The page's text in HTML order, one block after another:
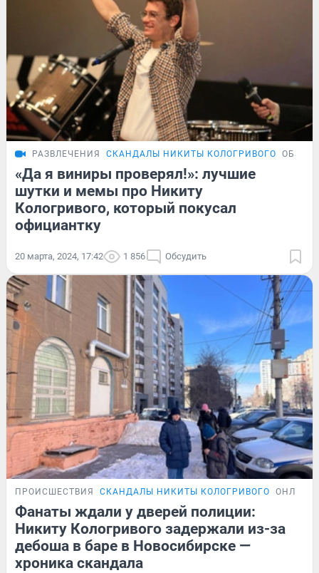
РАЗВЛЕЧЕНИЯ СКАНДАЛЫ НИКИТЫ КОЛОГРИВОГО ОБЗОР
«Да я виниры проверял!»: лучшие
шутки и мемы про Никиту
Кологривого, который покусал
официантку
20 марта, 2024, 17:42 1 856 Обсудить
ПРОИСШЕСТВИЯ СКАНДАЛЫ НИКИТЫ КОЛОГРИВОГО
Фанаты ждали у дверей полиции:
Никиту Кологривого задержали из-за
дебоша в баре в Новосибирске —
хроника скандала